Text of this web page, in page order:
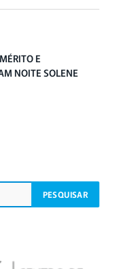
E
NOITE SOLENE